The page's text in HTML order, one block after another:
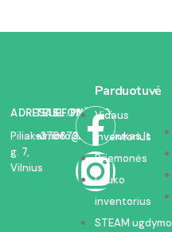
ADRESAS:
Piliakalnio
g. 7,
Vilnius
TELEFONAS:
+37067350054
EL. PAŠTAS:
info@kodelciukas.lt
Parduotuvė
Vidaus
inventorius
Priemonės
Lauko
inventorius
STEAM ugdymo